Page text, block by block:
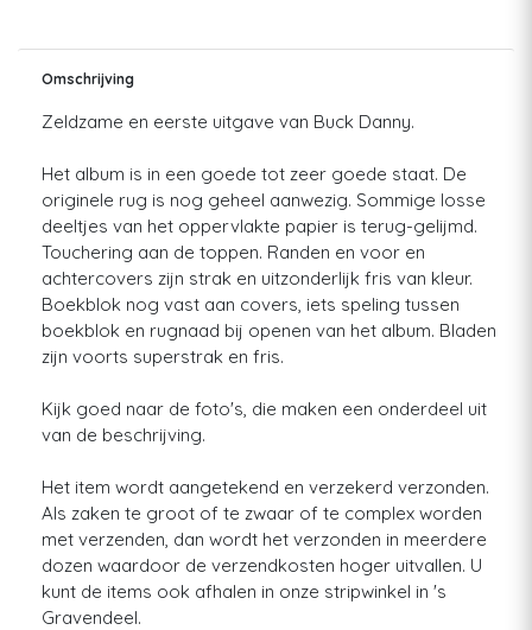
Omschrijving
Zeldzame en eerste uitgave van Buck Danny.
Het album is in een goede tot zeer goede staat. De
originele rug is nog geheel aanwezig. Sommige losse
deeltjes van het oppervlakte papier is terug-gelijmd.
Touchering aan de toppen. Randen en voor en
achtercovers zijn strak en uitzonderlijk fris van kleur.
Boekblok nog vast aan covers, iets speling tussen
boekblok en rugnaad bij openen van het album. Bladen
zijn voorts superstrak en fris.
Kijk goed naar de foto's, die maken een onderdeel uit
van de beschrijving.
Het item wordt aangetekend en verzekerd verzonden.
Als zaken te groot of te zwaar of te complex worden
met verzenden, dan wordt het verzonden in meerdere
dozen waardoor de verzendkosten hoger uitvallen. U
kunt de items ook afhalen in onze stripwinkel in 's
Gravendeel.